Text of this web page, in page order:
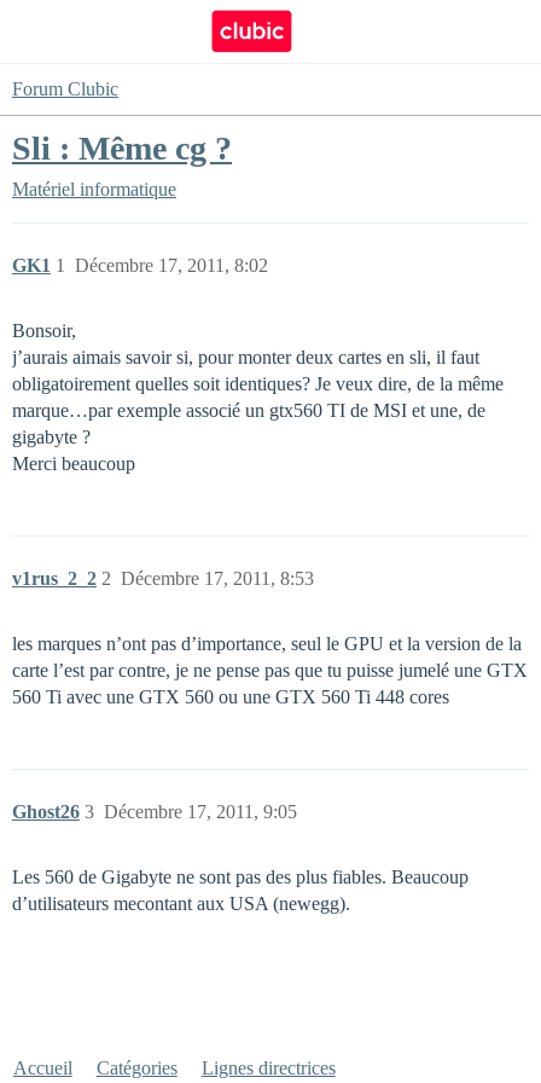
Forum Clubic
Sli : Même cg ?
Matériel informatique
GK1 Décembre 17, 2011, 8:02
1
Bonsoir,
j’aurais aimais savoir si, pour monter deux cartes en sli, il faut
obligatoirement quelles soit identiques? Je veux dire, de la même
marque…par exemple associé un gtx560 TI de MSI et une, de
gigabyte ?
Merci beaucoup
v1rus_2_2 Décembre 17, 2011, 8:53
2
les marques n’ont pas d’importance, seul le GPU et la version de la
carte l’est par contre, je ne pense pas que tu puisse jumelé une GTX
560 Ti avec une GTX 560 ou une GTX 560 Ti 448 cores
Ghost26 Décembre 17, 2011, 9:05
3
Les 560 de Gigabyte ne sont pas des plus fiables. Beaucoup
d’utilisateurs mecontant aux USA (newegg).
Accueil Catégories Lignes directrices